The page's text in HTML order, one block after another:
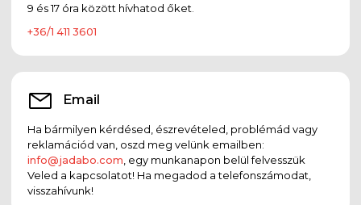
9 és 17 óra között hívhatod őket.
+36/1 411 3601
Email
Ha bármilyen kérdésed, észrevételed, problémád vagy
reklamációd van, oszd meg velünk emailben:
info@jadabo.com , egy munkanapon belül felvesszük
Veled a kapcsolatot! Ha megadod a telefonszámodat,
visszahívunk!